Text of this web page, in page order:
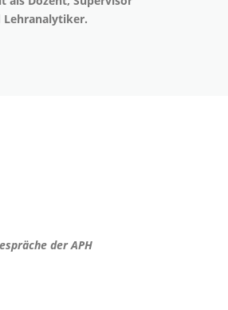
Lehranalytiker.
der APH